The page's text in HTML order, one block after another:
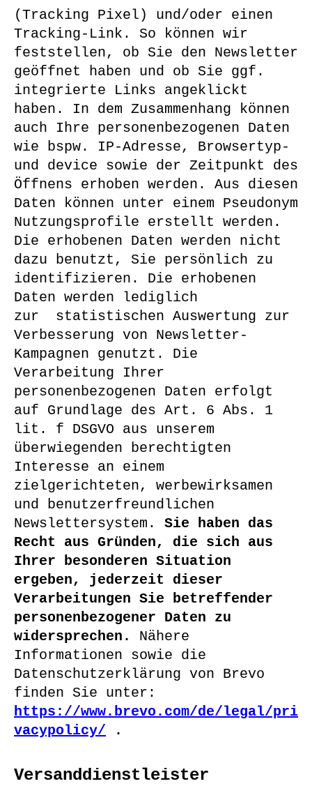
(Tracking Pixel) und/oder einen
Tracking-Link. So können wir
feststellen, ob Sie den Newsletter
geöffnet haben und ob Sie ggf.
integrierte Links angeklickt
haben. In dem Zusammenhang können
auch Ihre personenbezogenen Daten
wie bspw. IP-Adresse, Browsertyp-
und device sowie der Zeitpunkt des
Öffnens erhoben werden. Aus diesen
Daten können unter einem Pseudonym
Nutzungsprofile erstellt werden.
Die erhobenen Daten werden nicht
dazu benutzt, Sie persönlich zu
identifizieren. Die erhobenen
Daten werden lediglich
zur statistischen Auswertung zur
Verbesserung von Newsletter-
Kampagnen genutzt. Die
Verarbeitung Ihrer
personenbezogenen Daten erfolgt
auf Grundlage des Art. 6 Abs. 1
lit. f DSGVO aus unserem
überwiegenden berechtigten
Interesse an einem
zielgerichteten, werbewirksamen
und benutzerfreundlichen
Newslettersystem. Sie haben das
Recht aus Gründen, die sich aus
Ihrer besonderen Situation
ergeben, jederzeit dieser
Verarbeitungen Sie betreffender
personenbezogener Daten zu
widersprechen.
Nähere
Informationen sowie die
Datenschutzerklärung von Brevo
finden Sie unter:
https://www.brevo.com/de/legal/pri
vacypolicy/ .
Versanddienstleister